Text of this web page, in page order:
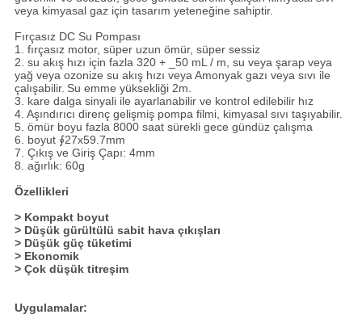
veya kimyasal gaz için tasarım yeteneğine sahiptir.
Fırçasız DC Su Pompası
1. fırçasız motor, süper uzun ömür, süper sessiz
2. su akış hızı için fazla 320 + _50 mL / m, su veya şarap veya
yağ veya ozonize su akış hızı veya Amonyak gazı veya sıvı ile
çalışabilir. Su emme yüksekliği 2m.
3. kare dalga sinyali ile ayarlanabilir ve kontrol edilebilir hız
4. Aşındırıcı direnç gelişmiş pompa filmi, kimyasal sıvı taşıyabilir.
5. ömür boyu fazla 8000 saat sürekli gece gündüz çalışma
6. boyut ∮27x59.7mm
7. Çıkış ve Giriş Çapı: 4mm
8. ağırlık: 60g
Özellikleri
> Kompakt boyut
> Düşük gürültülü sabit hava çıkışları
> Düşük güç tüketimi
> Ekonomik
> Çok düşük titreşim
Uygulamalar: